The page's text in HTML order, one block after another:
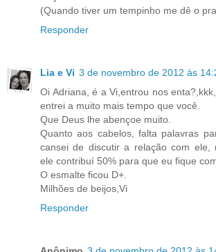
(Quando tiver um tempinho me dê o
Responder
Lia e Vi 3 de novembro de 2012 às
Oi Adriana, é a Vi,entrou nos
entrei a muito mais tempo que você.
Que Deus lhe abençoe muito.
Quanto aos cabelos, falta palavras
cansei de discutir a relação com ele,
ele contribuí 50% para que eu fique
O esmalte ficou D+.
Milhões de beijos,Vi
Responder